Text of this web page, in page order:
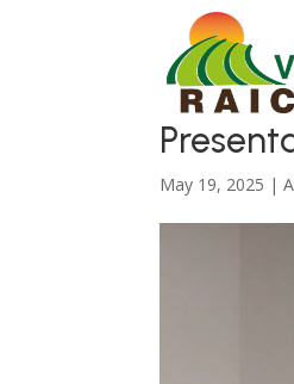
May 19, 2025 |